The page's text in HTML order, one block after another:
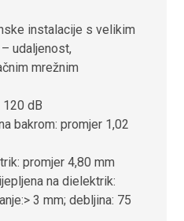
instalacije s velikim
udaljenost,
mrežnim
120 dB
bakrom: promjer 1,02
promjer 4,80 mm
na dielektrik:
3 mm; debljina: 75